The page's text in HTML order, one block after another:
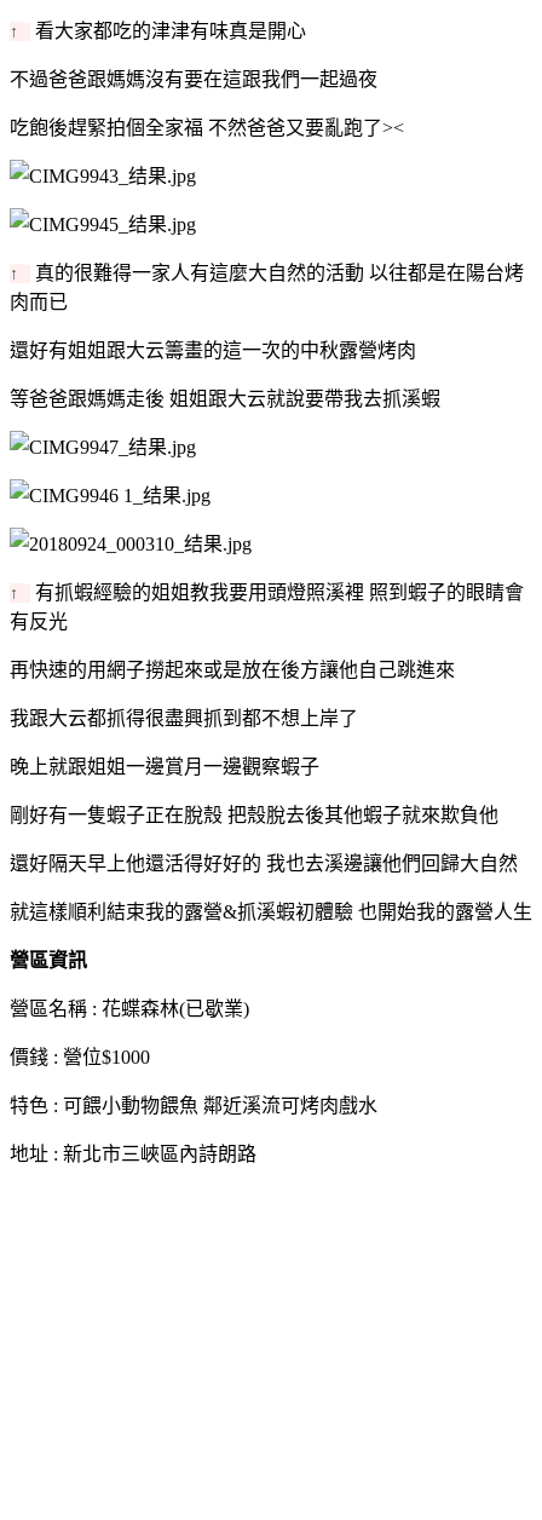
↑ 看大家都吃的津津有味真是開心
不過爸爸跟媽媽沒有要在這跟我們一起過夜
吃飽後趕緊拍個全家福 不然爸爸又要亂跑了><
↑
真的很難得一家人有這麼大自然的活動 以往都是在陽台烤
肉而已
還好有姐姐跟大云籌畫的這一次的中秋露營烤肉
等爸爸跟媽媽走後 姐姐跟大云就說要帶我去抓溪蝦
↑
有抓蝦經驗的姐姐教我要用頭燈照溪裡 照到蝦子的眼睛會
有反光
再快速的用網子撈起來或是放在後方讓他自己跳進來
我跟大云都抓得很盡興抓到都不想上岸了
晚上就跟姐姐一邊賞月一邊觀察蝦子
剛好有一隻蝦子正在脫殼 把殼脫去後其他蝦子就來欺負他
還好隔天早上他還活得好好的 我也去溪邊讓他們回歸大自然
就這樣順利結束我的露營&抓溪蝦初體驗 也開始我的露營人生
營區資訊
營區名稱 : 花蝶森林(已歇業)
價錢 : 營位$1000
特色 : 可餵小動物餵魚 鄰近溪流可烤肉戲水
地址 : 新北市三峽區內詩朗路